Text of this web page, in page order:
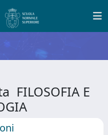
FILOSOFIA E